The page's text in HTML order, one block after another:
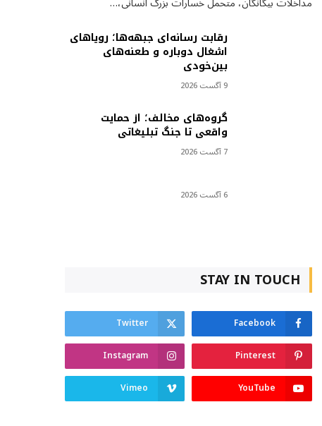
رقابت رسانه‌ای جبهه‌ها؛ رویاهای
اشغال دوباره و طعنه‌های
بین‌خودی
9 آگست 2026
گروه‌های مخالف؛ از حمایت
واقعی تا جنگ تبلیغاتی
7 آگست 2026
6 آگست 2026
STAY IN TOUCH
Facebook
Twitter
Pinterest
Instagram
YouTube
Vimeo